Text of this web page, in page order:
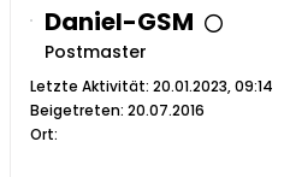
Daniel-GSM
Postmaster
Letzte Aktivität: 20.01.2023, 09:14
Beigetreten: 20.07.2016
Ort: